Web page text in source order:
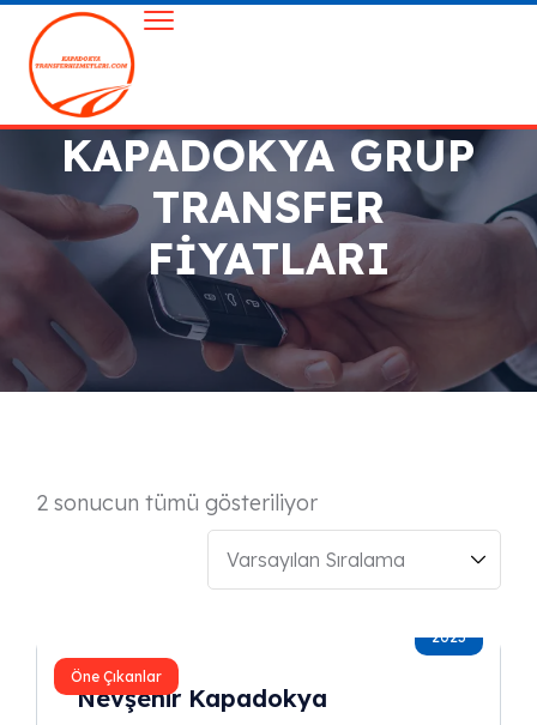
KAPADOKYA GRUP
TRANSFER
FIYATLARI
2 sonucun tümü gösteriliyor
Öne Çıkanlar
2023
Nevşehir Kapadokya